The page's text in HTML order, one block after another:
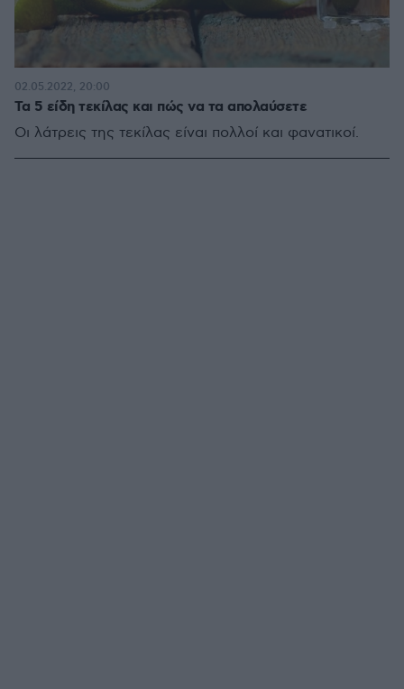
Τα 5 είδη τεκίλας και πώς να τα απολαύσετε
Οι λάτρεις της τεκίλας είναι πολλοί και φανατικοί.
02.05.2022, 20:00